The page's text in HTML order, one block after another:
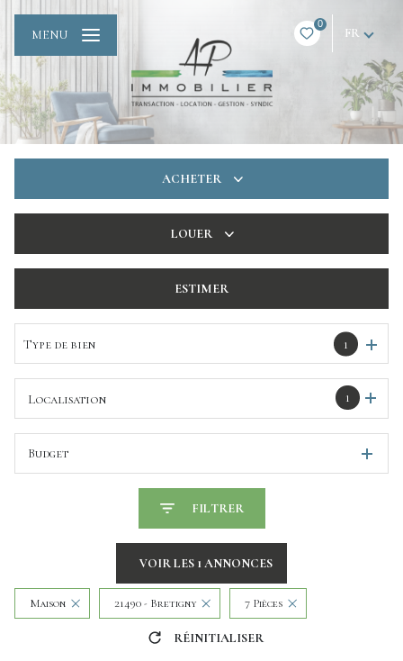
0
FR
MENU
ACHETER
LOUER
ESTIMER
Type de bien 1
1
Localisation
Budget
FILTRER
VOIR LES 1 ANNONCES
Maison 21490 - Bretigny 7 Pièces
RÉINITIALISER